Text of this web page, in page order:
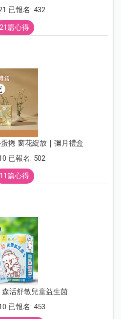
已報名: 432
21篇心得
蛋捲 窗花綻放｜彌月禮盒
已報名: 502
11篇心得
森活舒敏兒童益生菌
已報名: 453